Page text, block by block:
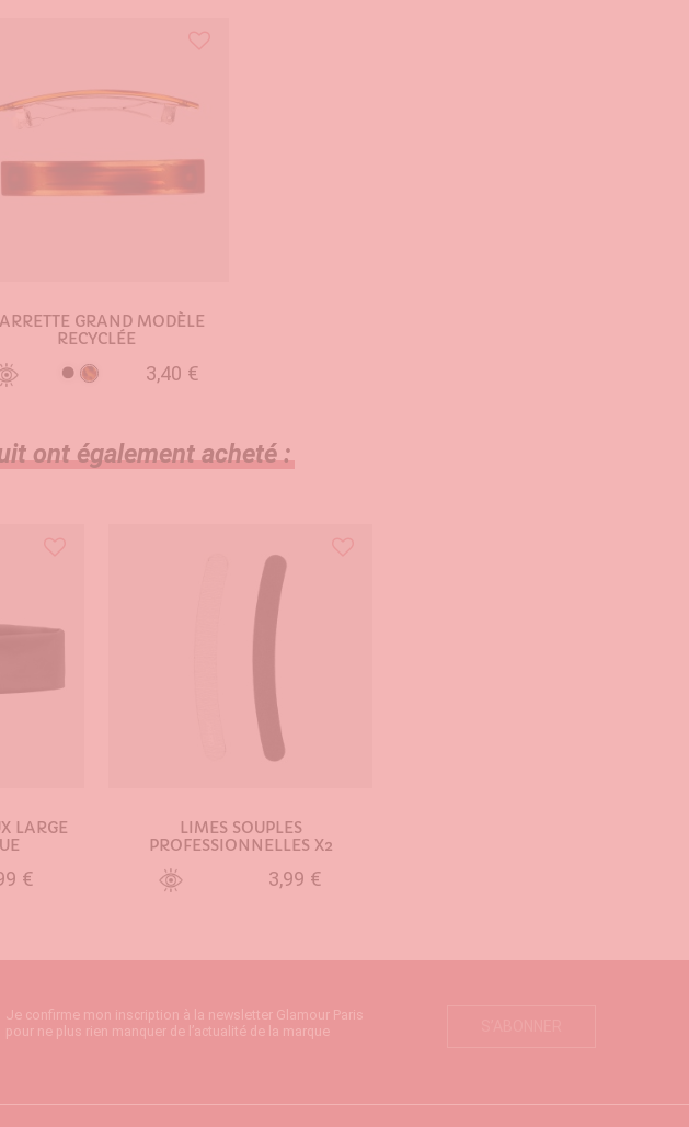
GRAND MODÈLE
RECYCLÉE
NoirEcaille 3,40 €
ont également acheté :
LARGE
€
LIMES SOUPLES
PROFESSIONNELLES X2
3,99 €
Je confirme mon inscription à la newsletter Glamour Paris
pour ne plus rien manquer de l’actualité de la marque